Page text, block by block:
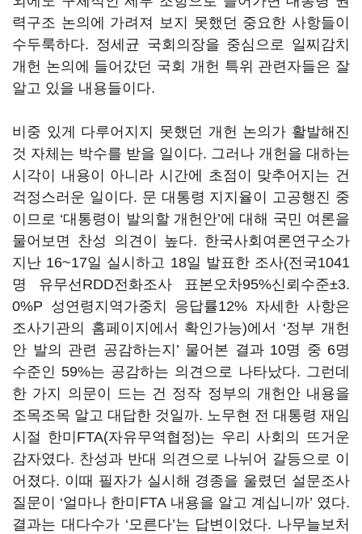
력구조 논의에 가려져 보지 못했던 중요한 사항들이
수두룩하다. 정세균 국회의장을 중심으로 일찌감치
개헌 논의에 들어갔던 국회 개헌 특위 관련자들은 잘
알고 있을 내용들이다.
비중 있게 다루어지지 못했던 개헌 논의가 활발해진
것 자체는 박수를 받을 일이다. 그러나 개헌을 대하는
시각이 내용이 아니라 시간에 초점이 맞추어지는 건
걱정스러운 일이다. 문 대통령 지지율이 고공행진 중
이므로 ‘대통령이 발의할 개헌안’에 대해 국민 여론을
물어보면 찬성 의견이 높다. 한국사회여론연구소가
지난 16~17일 실시하고 18일 발표한 조사(전국1041
명 유무선RDD전화조사 표본오차95%신뢰수준±3.
0%P 성연령지역가중치 응답률12% 자세한 사항은
조사기관의 홈페이지에서 확인가능)에서 ‘정부 개헌
안 발의 관련 공감하는지’ 물어본 결과 10명 중 6명
수준인 59%는 공감하는 의견으로 나타났다. 그런데
한 가지 의문이 드는 건 정작 정부의 개헌안 내용을
조목조목 알고 대답한 것일까. 노무현 전 대통령 재임
시절 한미FTA(자유무역협정)는 우리 사회의 뜨거운
감자였다. 찬성과 반대 의견으로 나뉘어 갈등으로 이
어졌다. 이때 필자가 실시해 경종을 울렸던 설문조사
질문이 ‘얼마나 한미FTA 내용을 알고 계십니까’ 였다.
결과는 대다수가 ‘모른다’는 답변이었다. 나무늘보처